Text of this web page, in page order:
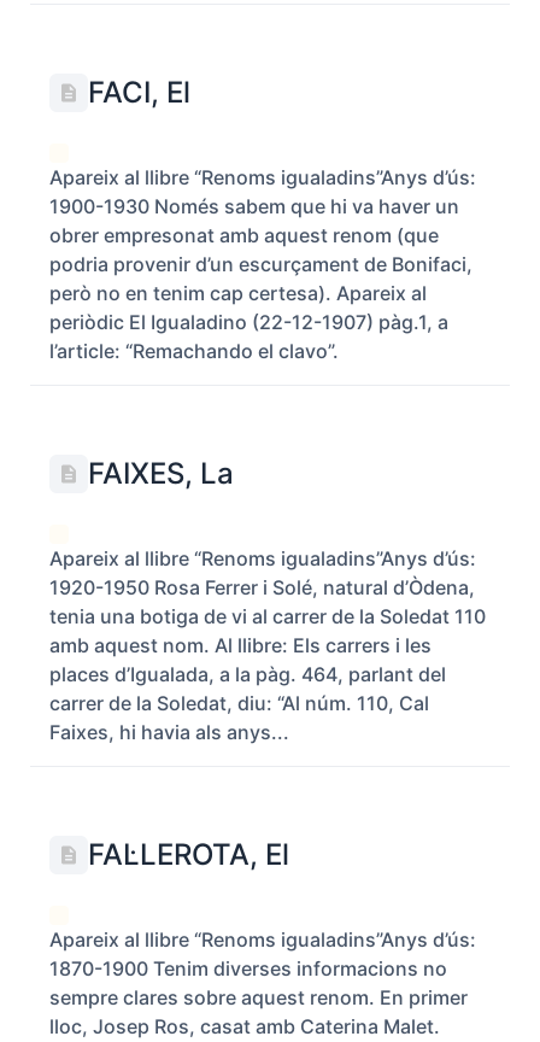
FACI, El
Apareix al llibre “Renoms igualadins”Anys d’ús:
1900-1930 Només sabem que hi va haver un
obrer empresonat amb aquest renom (que
podria provenir d’un escurçament de Bonifaci,
però no en tenim cap certesa). Apareix al
periòdic El Igualadino (22-12-1907) pàg.1, a
l’article: “Remachando el clavo”.
FAIXES, La
Apareix al llibre “Renoms igualadins”Anys d’ús:
1920-1950 Rosa Ferrer i Solé, natural d’Òdena,
tenia una botiga de vi al carrer de la Soledat 110
amb aquest nom. Al llibre: Els carrers i les
places d’Igualada, a la pàg. 464, parlant del
carrer de la Soledat, diu: “Al núm. 110, Cal
Faixes, hi havia als anys...
FAL·LEROTA, El
Apareix al llibre “Renoms igualadins”Anys d’ús:
1870-1900 Tenim diverses informacions no
sempre clares sobre aquest renom. En primer
lloc, Josep Ros, casat amb Caterina Malet.